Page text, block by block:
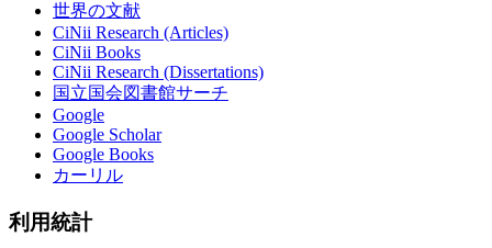
世界の文献
CiNii Research (Articles)
CiNii Books
CiNii Research (Dissertations)
国立国会図書館サーチ
Google
Google Scholar
Google Books
カーリル
利用統計